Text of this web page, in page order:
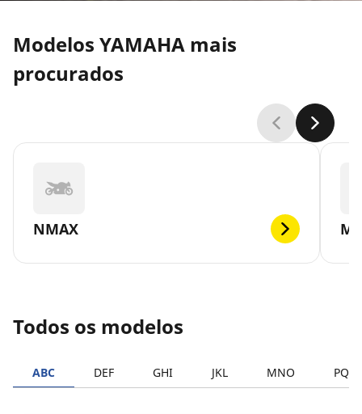
Modelos YAMAHA mais
procurados
NMAX
Todos os modelos
ABC DEF GHI JKL MNO PQRS